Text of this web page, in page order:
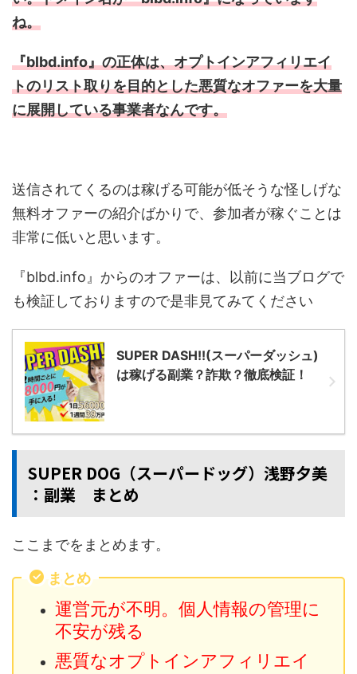
ね。
『blbd.info』の正体は、オプトインアフィリエイ
トのリスト取りを目的とした悪質なオファーを大量
に展開している事業者なんです。
送信されてくるのは稼げる可能が低そうな怪しげな
無料オファーの紹介ばかりで、参加者が稼ぐことは
非常に低いと思います。
『blbd.info』からのオファーは、以前に当ブログで
も検証しておりますので是非見てみてください
SUPER DASH!!(スーパーダッシュ)
は稼げる副業？詐欺？徹底検証！
SUPER DOG（スーパードッグ）浅野夕美
：副業 まとめ
ここまでをまとめます。
まとめ
運営元が不明。個人情報の管理に
不安が残る
悪質なオプトインアフィリエイ